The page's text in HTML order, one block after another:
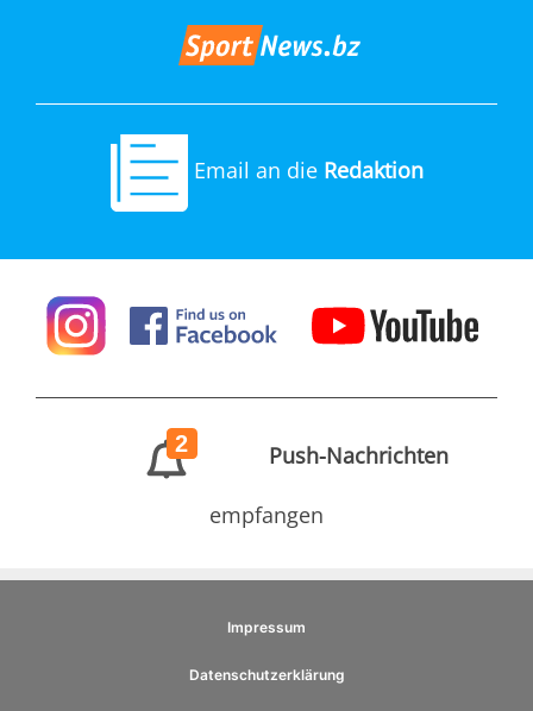
Email an die Redaktion
2 Push-Nachrichten
empfangen
Impressum
Datenschutzerklärung